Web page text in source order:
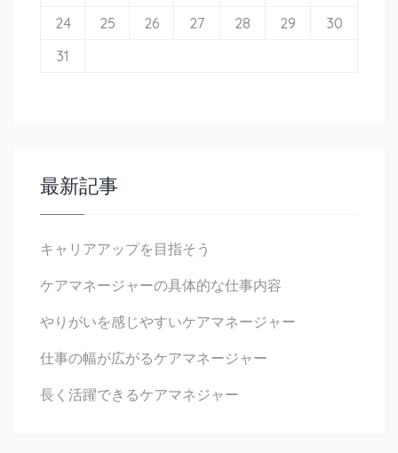
24
25 26 27 28 29
30
31
最新記事
キャリアアップを目指そう
ケアマネージャーの具体的な仕事内容
やりがいを感じやすいケアマネージャー
仕事の幅が広がるケアマネージャー
長く活躍できるケアマネジャー